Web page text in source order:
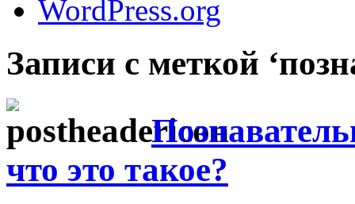
WordPress.org
Записи с меткой
что это такое?